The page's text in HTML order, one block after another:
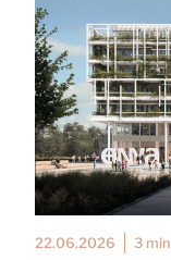
22.06.2026 3 min